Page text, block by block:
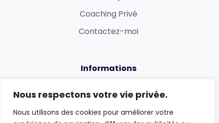
Nous respectons votre vie privée.
Nous utilisons des cookies pour améliorer votre
Coaching Privé
Contactez-moi
Informations
Politique de confidentialité
Conditions générales